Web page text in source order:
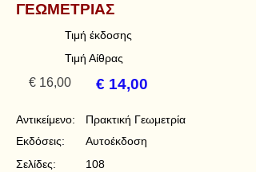
ΓΕΩΜΕΤΡΙΑΣ
Τιμή έκδοσης
Τιμή Αίθρας
€ 16,00 € 14,00
Αντικείμενο:
Εκδόσεις:
Πρακτική Γεωμετρία
Αυτοέκδοση
Σελίδες:
108